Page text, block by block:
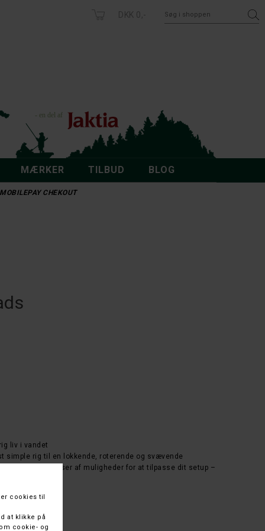
DKK 0,-
MÆRKER TILBUD BLOG
CHEKOUT
liv i vandet
simple rig til en lokkende, roterende og svævende
får du masser af muligheder for at tilpasse dit setup –